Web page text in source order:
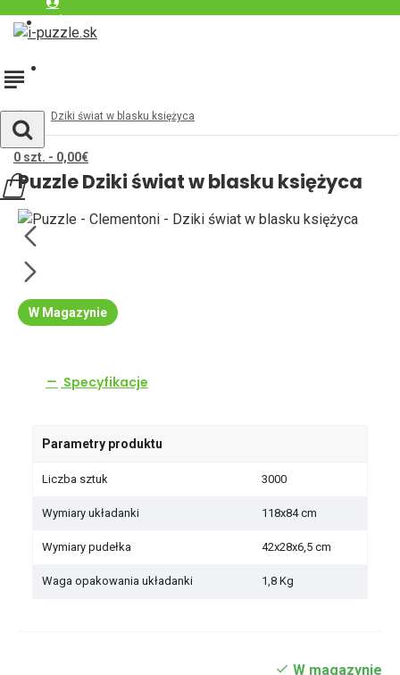
0 szt. - 0,00€
Dziki świat w blasku księżyca
Puzzle Dziki świat w blasku księżyca
W Magazynie
Specyfikacje
Parametry produktu
Liczba sztuk 3000
Wymiary układanki 118x84 cm
Wymiary pudełka 42x28x6,5 cm
Waga opakowania układanki 1,8 Kg
W magazynie